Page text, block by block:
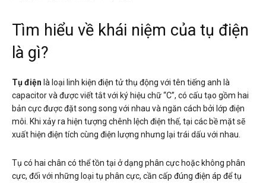
Tìm hiểu về khái niệm của tụ điện
là gì?
Tụ điện là loại linh kiện điện tử thụ động với tên tiếng anh là
capacitor và được viết tắt với ký hiệu chữ “C”, có cấu tạo gồm hai
bản cực được đặt song song với nhau và ngăn cách bởi lớp điện
môi. Khi xảy ra hiện tượng chênh lệch điện thế, tại các bề mặt sẽ
xuất hiện điện tích cùng điện lượng nhưng lại trái dấu với nhau.
Tụ có hai chân có thể tồn tại ở dạng phân cực hoặc không phân
cực, đối với những loại tụ phân cực, cần cấp đúng điện áp để tụ